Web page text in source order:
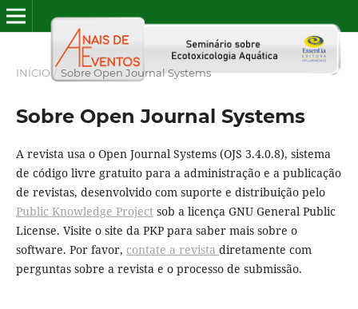
INÍCIO / Sobre Open Journal Systems
Sobre Open Journal Systems
A revista usa o Open Journal Systems (OJS 3.4.0.8), sistema
de código livre gratuito para a administração e a publicação
de revistas, desenvolvido com suporte e distribuição pelo
Public Knowledge Projectsob a licença GNU General Public
License. Visite o site da PKP para saber mais sobre o
software. Por favor, contate a revista diretamente com
perguntas sobre a revista e o processo de submissão.